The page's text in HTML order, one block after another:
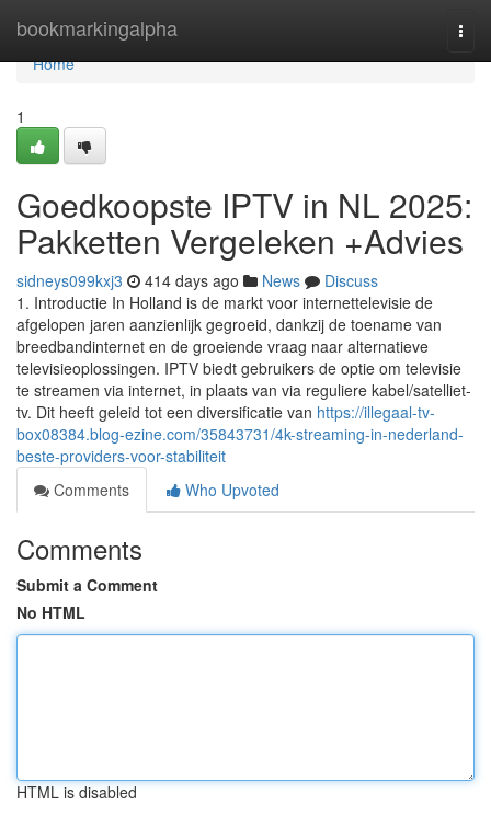
bookmarkingalpha
Home
Home
1
Goedkoopste IPTV in NL 2025:
Pakketten Vergeleken +Advies
sidneys099kxj3 414 days ago News
Discuss
1. Introductie In Holland is de markt voor internettelevisie de
afgelopen jaren aanzienlijk gegroeid, dankzij de toename van
breedbandinternet en de groeiende vraag naar alternatieve
televisieoplossingen. IPTV biedt gebruikers de optie om televisie
te streamen via internet, in plaats van via reguliere kabel/satelliet-
tv. Dit heeft geleid tot een diversificatie van https://illegaal-tv-
box08384.blog-ezine.com/35843731/4k-streaming-in-nederland-
beste-providers-voor-stabiliteit
Comments
Who Upvoted
Comments
Submit a Comment
No HTML
HTML is disabled